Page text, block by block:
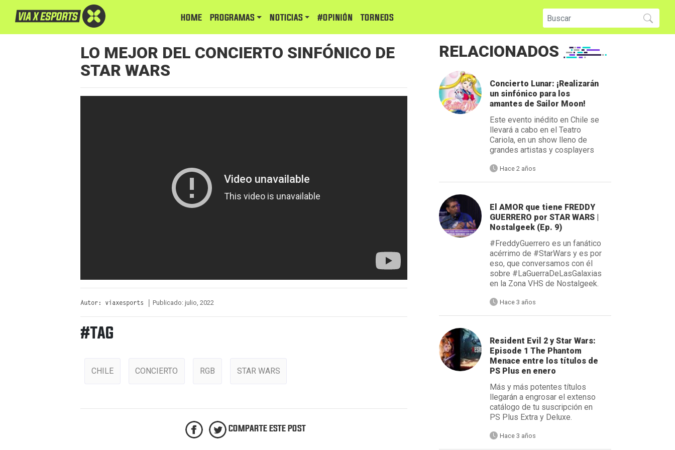
HOME PROGRAMAS NOTICIAS #Opinión TORNEOS
LO MEJOR DEL CONCIERTO SINFÓNICO DE
STAR WARS
Autor: viaxesports | Publicado: julio, 2022
#TAG
CHILE CONCIERTO RGB STAR WARS
COMPARTE ESTE POST
RELACIONADOS
Concierto Lunar: ¡Realizarán
un sinfónico para los
amantes de Sailor Moon!
Este evento inédito en Chile se
llevará a cabo en el Teatro
Cariola, en un show lleno de
grandes artistas y cosplayers
Hace 2 años
El AMOR que tiene FREDDY
GUERRERO por STAR WARS |
Nostalgeek (Ep. 9)
#FreddyGuerrero es un fanático
acérrimo de #StarWars y es por
eso, que conversamos con él
sobre #LaGuerraDeLasGalaxias
en la Zona VHS de Nostalgeek.
Hace 3 años
Resident Evil 2 y Star Wars:
Episode 1 The Phantom
Menace entre los títulos de
PS Plus en enero
Más y más potentes títulos
llegarán a engrosar el extenso
catálogo de tu suscripción en
PS Plus Extra y Deluxe.
Hace 3 años